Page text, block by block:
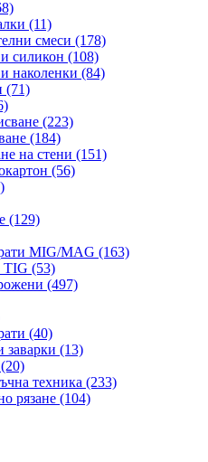
(11)
смеси (178)
силикон (108)
наколенки (84)
(71)
(223)
(184)
на стени (151)
(56)
(129)
MIG/MAG (163)
TIG (53)
(497)
(40)
заварки (13)
(20)
техника (233)
рязане (104)